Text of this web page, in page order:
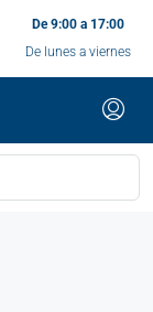
De 9:00 a 17:00
De lunes a viernes